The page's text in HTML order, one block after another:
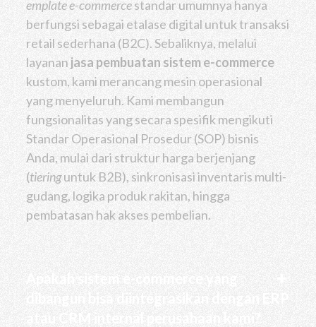
emplate e-commercestandar umumnya hanya
berfungsi sebagai etalase digital untuk transaksi
retail sederhana (B2C). Sebaliknya, melalui
layanan jasa pembuatan sistem e-commerce
kustom, kami merancang mesin operasional
yang menyeluruh. Kami membangun
fungsionalitas yang secara spesifik mengikuti
Standar Operasional Prosedur (SOP) bisnis
Anda, mulai dari struktur harga berjenjang
(tieringuntuk B2B), sinkronisasi inventaris multi-
gudang, logika produk rakitan, hingga
pembatasan hak akses pembelian.